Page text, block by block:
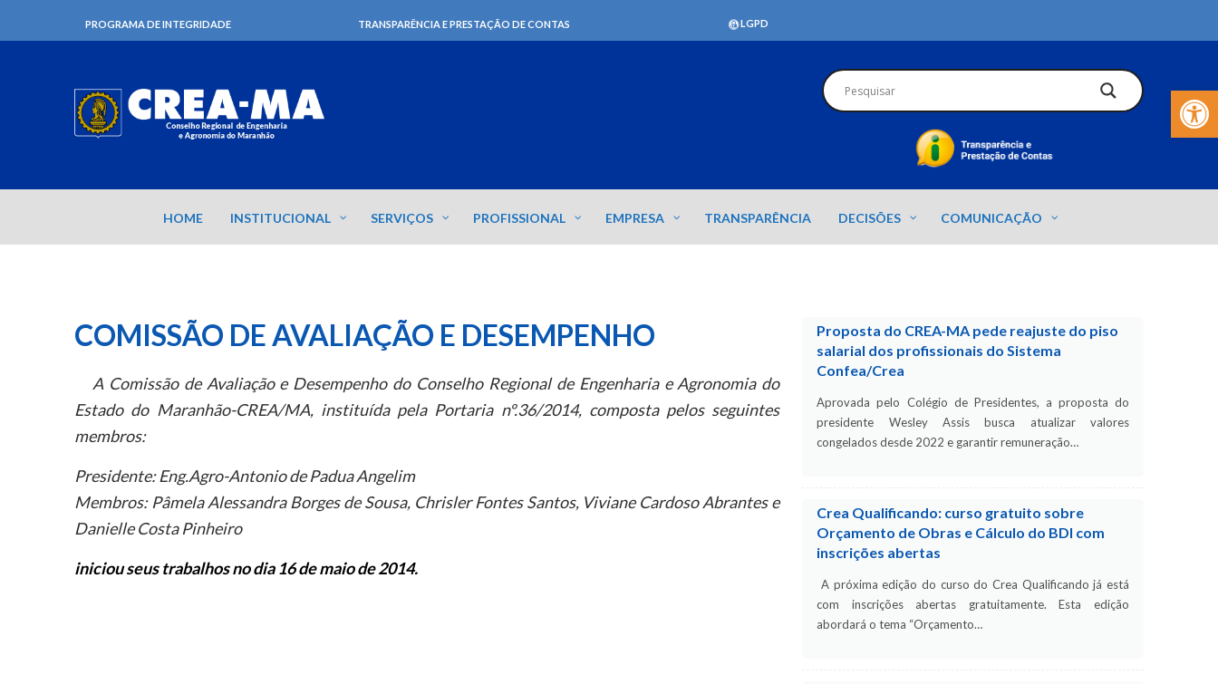
Barra de
PROGRAMA DE INTEGRIDADE TRANSPARÊNCIA E PRESTAÇÃO DE CONTAS LGPD
HOME INSTITUCIONAL SERVIÇOS PROFISSIONAL EMPRESA TRANSPARÊNCIA DECISÕES COMUNICAÇÃO
COMISSÃO DE AVALIAÇÃO E DESEMPENHO
A Comissão de Avaliação e Desempenho do Conselho Regional de Engenharia e Agronomia do
Estado do Maranhão-CREA/MA, instituída pela Portaria nº.36/2014, composta pelos seguintes
membros:
Presidente: Eng.Agro-Antonio de Padua Angelim
Membros: Pâmela Alessandra Borges de Sousa, Chrisler Fontes Santos, Viviane Cardoso Abrantes e
Danielle Costa Pinheiro
iniciou seus trabalhos no dia 16 de maio de 2014.
Proposta do CREA-MA pede reajuste do piso
salarial dos profissionais do Sistema
Confea/Crea
Aprovada pelo Colégio de Presidentes, a proposta do
presidente Wesley Assis busca atualizar valores
congelados desde 2022 e garantir remuneração…
Crea Qualificando: curso gratuito sobre
Orçamento de Obras e Cálculo do BDI com
inscrições abertas
A próxima edição do curso do Crea Qualificando já está
com inscrições abertas gratuitamente. Esta edição
abordará o tema “Orçamento…